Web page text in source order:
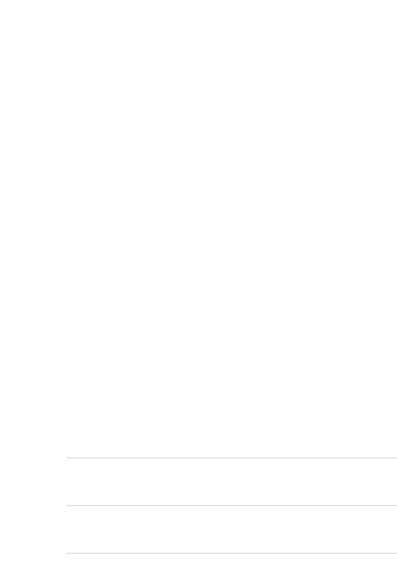
Duradero
Hormigón sin polvo
Resistente